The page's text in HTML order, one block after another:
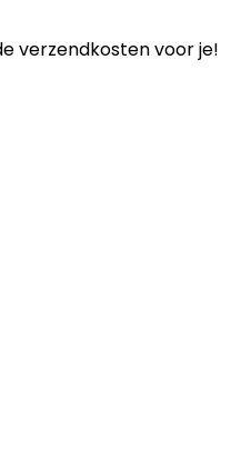
verzendkosten voor je!